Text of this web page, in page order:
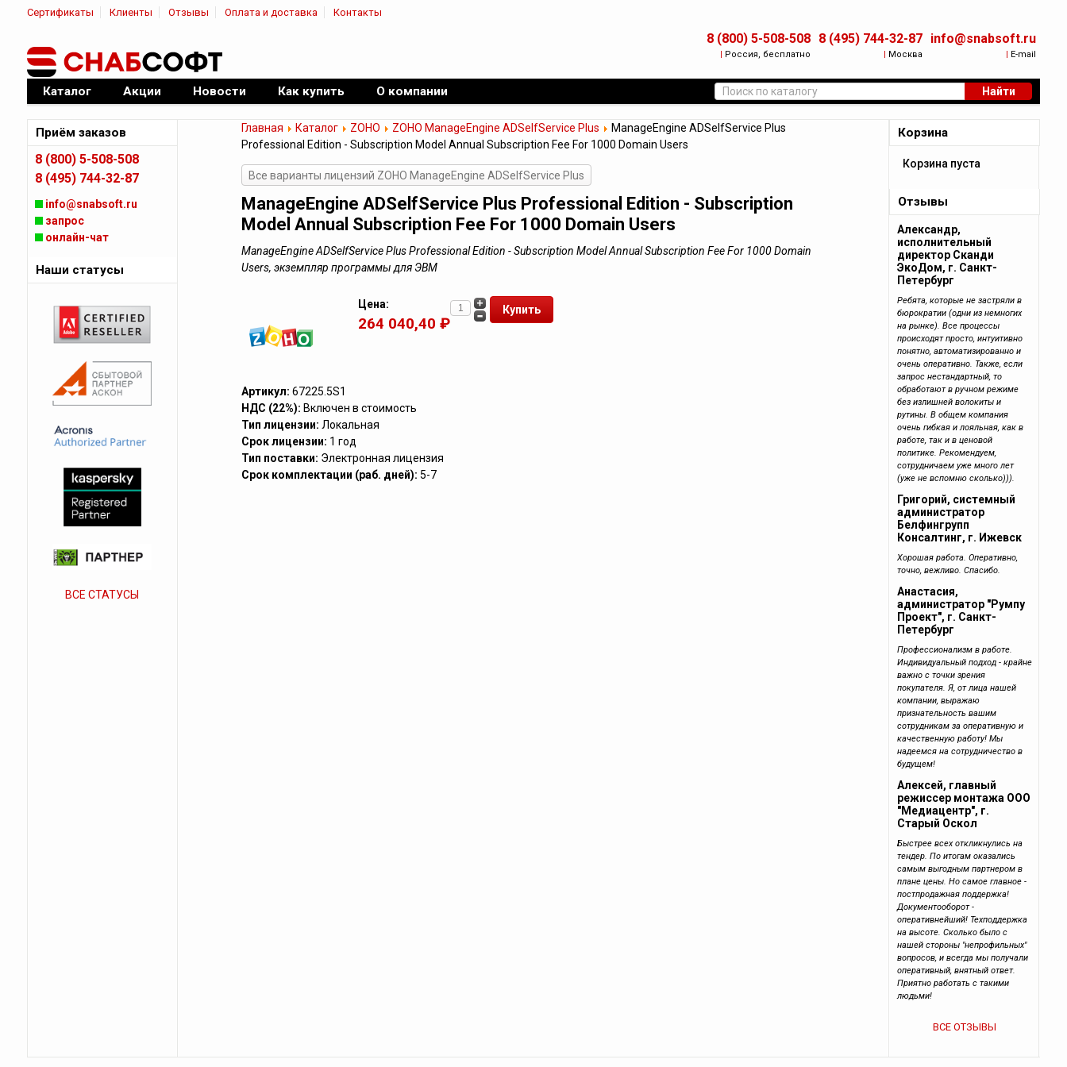
Сертификаты Клиенты Отзывы Оплата и доставка Контакты
8 (800) 5-508-508
| Россия, бесплатно
8 (495) 744-32-87
| Москва
info@snabsoft.ru
| E-mail
Официальный дилер ПО
Каталог Акции Новости Как купить О компании Найти
Главная Каталог ZOHO ZOHO ManageEngine ADSelfService Plus
ManageEngine ADSelfService Plus
Professional Edition - Subscription Model Annual Subscription Fee For 1000 Domain Users
Все варианты лицензий ZOHO ManageEngine ADSelfService Plus
ManageEngine ADSelfService Plus Professional Edition - Subscription
Model Annual Subscription Fee For 1000 Domain Users
ManageEngine ADSelfService Plus Professional Edition - Subscription Model Annual Subscription Fee For 1000 Domain
Users, экземпляр программы для ЭВМ
Цена:
264 040,40 ₽
Артикул: 67225.5S1
НДС (22%): Включен в стоимость
Тип лицензии: Локальная
Срок лицензии: 1 год
Тип поставки: Электронная лицензия
Срок комплектации (раб. дней): 5-7
Приём заказов
8 (800) 5-508-508
8 (495) 744-32-87
info@snabsoft.ru
запрос
онлайн-чат
Наши статусы
ВСЕ СТАТУСЫ
Корзина
Корзина пуста
Отзывы
Александр,
исполнительный
директор Сканди
ЭкоДом, г. Санкт-
Петербург
Ребята, которые не застряли в
бюрократии (одни из немногих
на рынке). Все процессы
происходят просто, интуитивно
понятно, автоматизированно и
очень оперативно. Также, если
запрос нестандартный, то
обработают в ручном режиме
без излишней волокиты и
рутины. В общем компания
очень гибкая и лояльная, как в
работе, так и в ценовой
политике. Рекомендуем,
сотрудничаем уже много лет
(уже не вспомню сколько))).
Григорий, системный
администратор
Белфингрупп
Консалтинг, г. Ижевск
Хорошая работа. Оперативно,
точно, вежливо. Спасибо.
Анастасия,
администратор "Румпу
Проект", г. Санкт-
Петербург
Профессионализм в работе.
Индивидуальный подход - крайне
важно с точки зрения
покупателя. Я, от лица нашей
компании, выражаю
признательность вашим
сотрудникам за оперативную и
качественную работу! Мы
надеемся на сотрудничество в
будущем!
Алексей, главный
режиссер монтажа ООО
"Медиацентр", г.
Старый Оскол
Быстрее всех откликнулись на
тендер. По итогам оказались
самым выгодным партнером в
плане цены. Но самое главное -
постпродажная поддержка!
Документооборот -
оперативнейший! Техподдержка
на высоте. Сколько было с
нашей стороны "непрофильных"
вопросов, и всегда мы получали
оперативный, внятный ответ.
Приятно работать с такими
людьми!
ВСЕ ОТЗЫВЫ